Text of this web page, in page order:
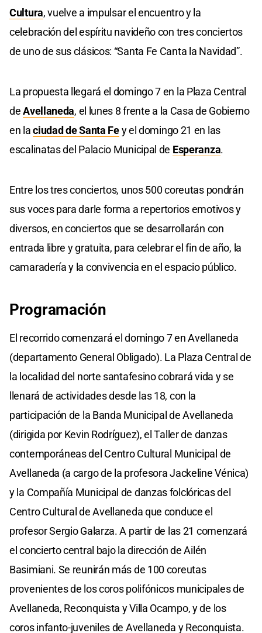
Cultura, vuelve a impulsar el encuentro y la
celebración del espíritu navideño con tres conciertos
de uno de sus clásicos: “Santa Fe Canta la Navidad”.
La propuesta llegará el domingo 7 en la Plaza Central
deAvellaneda, el lunes 8 frente a la Casa de Gobierno
en laciudad de Santa Fey el domingo 21 en las
escalinatas del Palacio Municipal de Esperanza.
Entre los tres conciertos, unos 500 coreutas pondrán
sus voces para darle forma a repertorios emotivos y
diversos, en conciertos que se desarrollarán con
entrada libre y gratuita, para celebrar el fin de año, la
camaradería y la convivencia en el espacio público.
Programación
El recorrido comenzará el domingo 7 en Avellaneda
(departamento General Obligado). La Plaza Central de
la localidad del norte santafesino cobrará vida y se
llenará de actividades desde las 18, con la
participación de la Banda Municipal de Avellaneda
(dirigida por Kevin Rodríguez), el Taller de danzas
contemporáneas del Centro Cultural Municipal de
Avellaneda (a cargo de la profesora Jackeline Vénica)
y la Compañía Municipal de danzas folclóricas del
Centro Cultural de Avellaneda que conduce el
profesor Sergio Galarza. A partir de las 21 comenzará
el concierto central bajo la dirección de Ailén
Basimiani. Se reunirán más de 100 coreutas
provenientes de los coros polifónicos municipales de
Avellaneda, Reconquista y Villa Ocampo, y de los
coros infanto-juveniles de Avellaneda y Reconquista.